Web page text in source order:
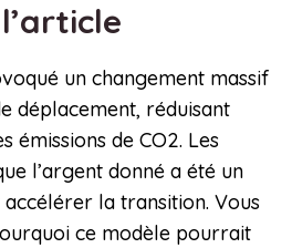
un changement massif
déplacement, réduisant
émissions de CO2. Les
l’argent donné a été un
la transition. Vous
ce modèle pourrait